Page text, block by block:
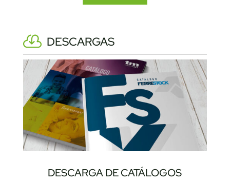
DESCARGAS
DESCARGA DE CATÁLOGOS